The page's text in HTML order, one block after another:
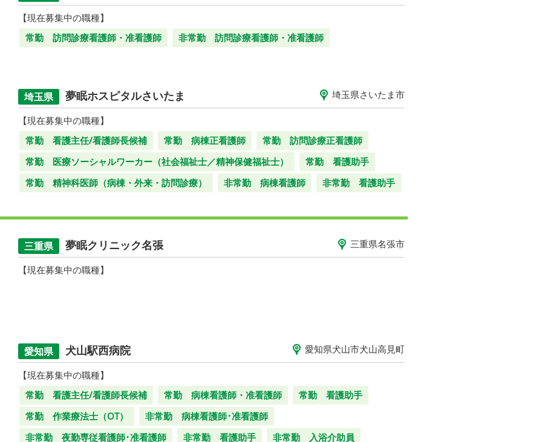
【現在募集中の職種】
常勤 訪問診療看護師・准看護師
非常勤 訪問診療看護師・准看護師
埼玉県 夢眠ホスピタルさいたま 埼玉県さいたま市
【現在募集中の職種】
常勤 看護主任/看護師長候補
常勤 病棟正看護師
常勤 訪問診療正看護師
常勤 医療ソーシャルワーカー（社会福祉士／精神保健福祉士）
常勤 看護助手
常勤 精神科医師（病棟・外来・訪問診療）
非常勤 病棟看護師 非常勤 看護助手
三重県 夢眠クリニック名張 三重県名張市
【現在募集中の職種】
愛知県 犬山駅西病院 愛知県犬山市犬山高見町
【現在募集中の職種】
常勤 看護主任/看護師長候補
常勤 病棟看護師・准看護師
常勤 看護助手
常勤 作業療法士（OT）
非常勤 病棟看護師･准看護師
非常勤 夜勤専従看護師･准看護師
非常勤 看護助手
非常勤 入浴介助員